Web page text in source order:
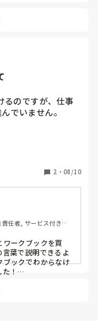
るのですが、仕事
でいません。
アマネ試験合格さ
ただけるとありがた
2 ・ 08/10
任者, サービス付き高
ークブックを買
葉で説明できるよ
ブックでわからなけ
た！
絶対試験ででる重